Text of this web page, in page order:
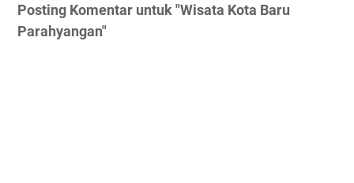
Posting Komentar untuk "Wisata Kota Baru
Parahyangan"